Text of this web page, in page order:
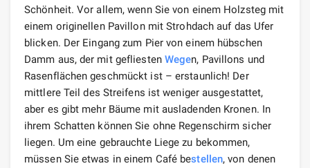
Schönheit. Vor allem, wenn Sie von einem Holzsteg mit
einem originellen Pavillon mit Strohdach auf das Ufer
blicken. Der Eingang zum Pier von einem hübschen
Damm aus, der mit gefliesten Wegen, Pavillons und
Rasenflächen geschmückt ist – erstaunlich! Der
mittlere Teil des Streifens ist weniger ausgestattet,
aber es gibt mehr Bäume mit ausladenden Kronen. In
ihrem Schatten können Sie ohne Regenschirm sicher
liegen. Um eine gebrauchte Liege zu bekommen,
müssen Sie etwas in einem Café bestellen, von denen